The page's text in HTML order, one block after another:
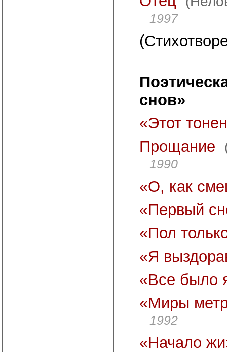
1997
снов»
«Этот
Прощание
1990
«О, как
«Первый
«Пол
«Я
«Все было
«Миры
1992
«Начало